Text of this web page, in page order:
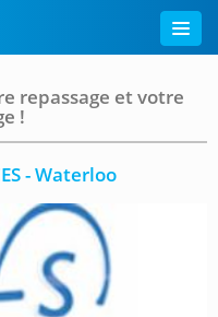
repassage et votre
!
- Waterloo